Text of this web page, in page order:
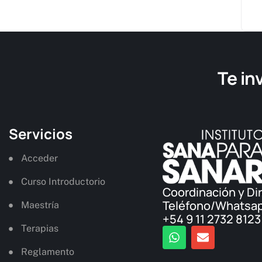
Te
Servicios
Acceder
Curso Introductorio
Maestría
Terapias
Reglamento
Coordinación y
Teléfono/
+54 9 11 2732 8123